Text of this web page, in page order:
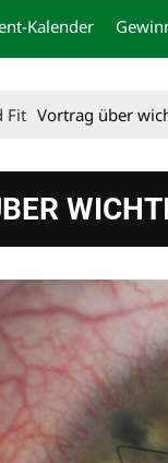
Kalender
Fit Vortrag über